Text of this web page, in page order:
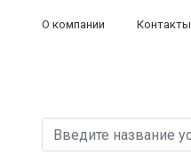
О компании Контакты